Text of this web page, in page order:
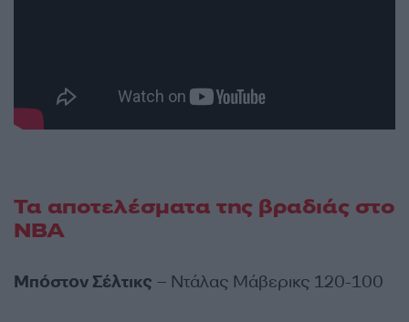
Τα αποτελέσματα της βραδιάς στο
NBA
Μπόστον Σέλτικς – Ντάλας Μάβερικς 120-100